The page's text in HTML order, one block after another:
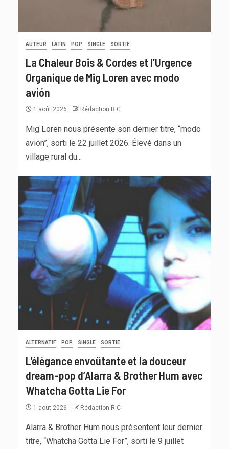
AUTEUR LATIN POP SINGLE SORTIE
La Chaleur Bois & Cordes et l’Urgence
Organique de Mig Loren avec modo
avión
1 août 2026 Rédaction R C
Mig Loren nous présente son dernier titre, “modo
avión”, sorti le 22 juillet 2026. Élevé dans un
village rural du...
ALTERNATIF POP SINGLE SORTIE
L’élégance envoûtante et la douceur
dream-pop d’Alarra & Brother Hum avec
Whatcha Gotta Lie For
1 août 2026 Rédaction R C
Alarra & Brother Hum nous présentent leur dernier
titre, “Whatcha Gotta Lie For”, sorti le 9 juillet